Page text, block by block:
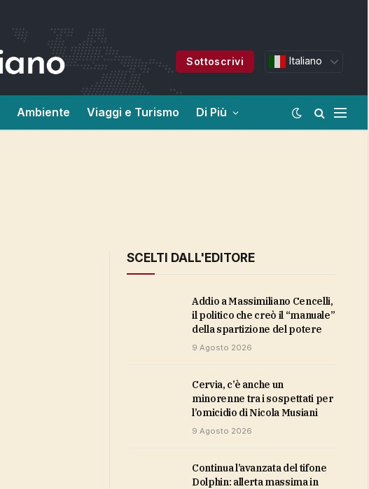
Sottoscrivi Italiano
Ambiente Viaggi e Turismo Di Più
SCELTI DALL'EDITORE
Addio a Massimiliano Cencelli,
il politico che creò il “manuale”
della spartizione del potere
9 Agosto 2026
Cervia, c’è anche un
minorenne tra i sospettati per
l’omicidio di Nicola Musiani
9 Agosto 2026
Continua l’avanzata del tifone
Dolphin: allerta massima in